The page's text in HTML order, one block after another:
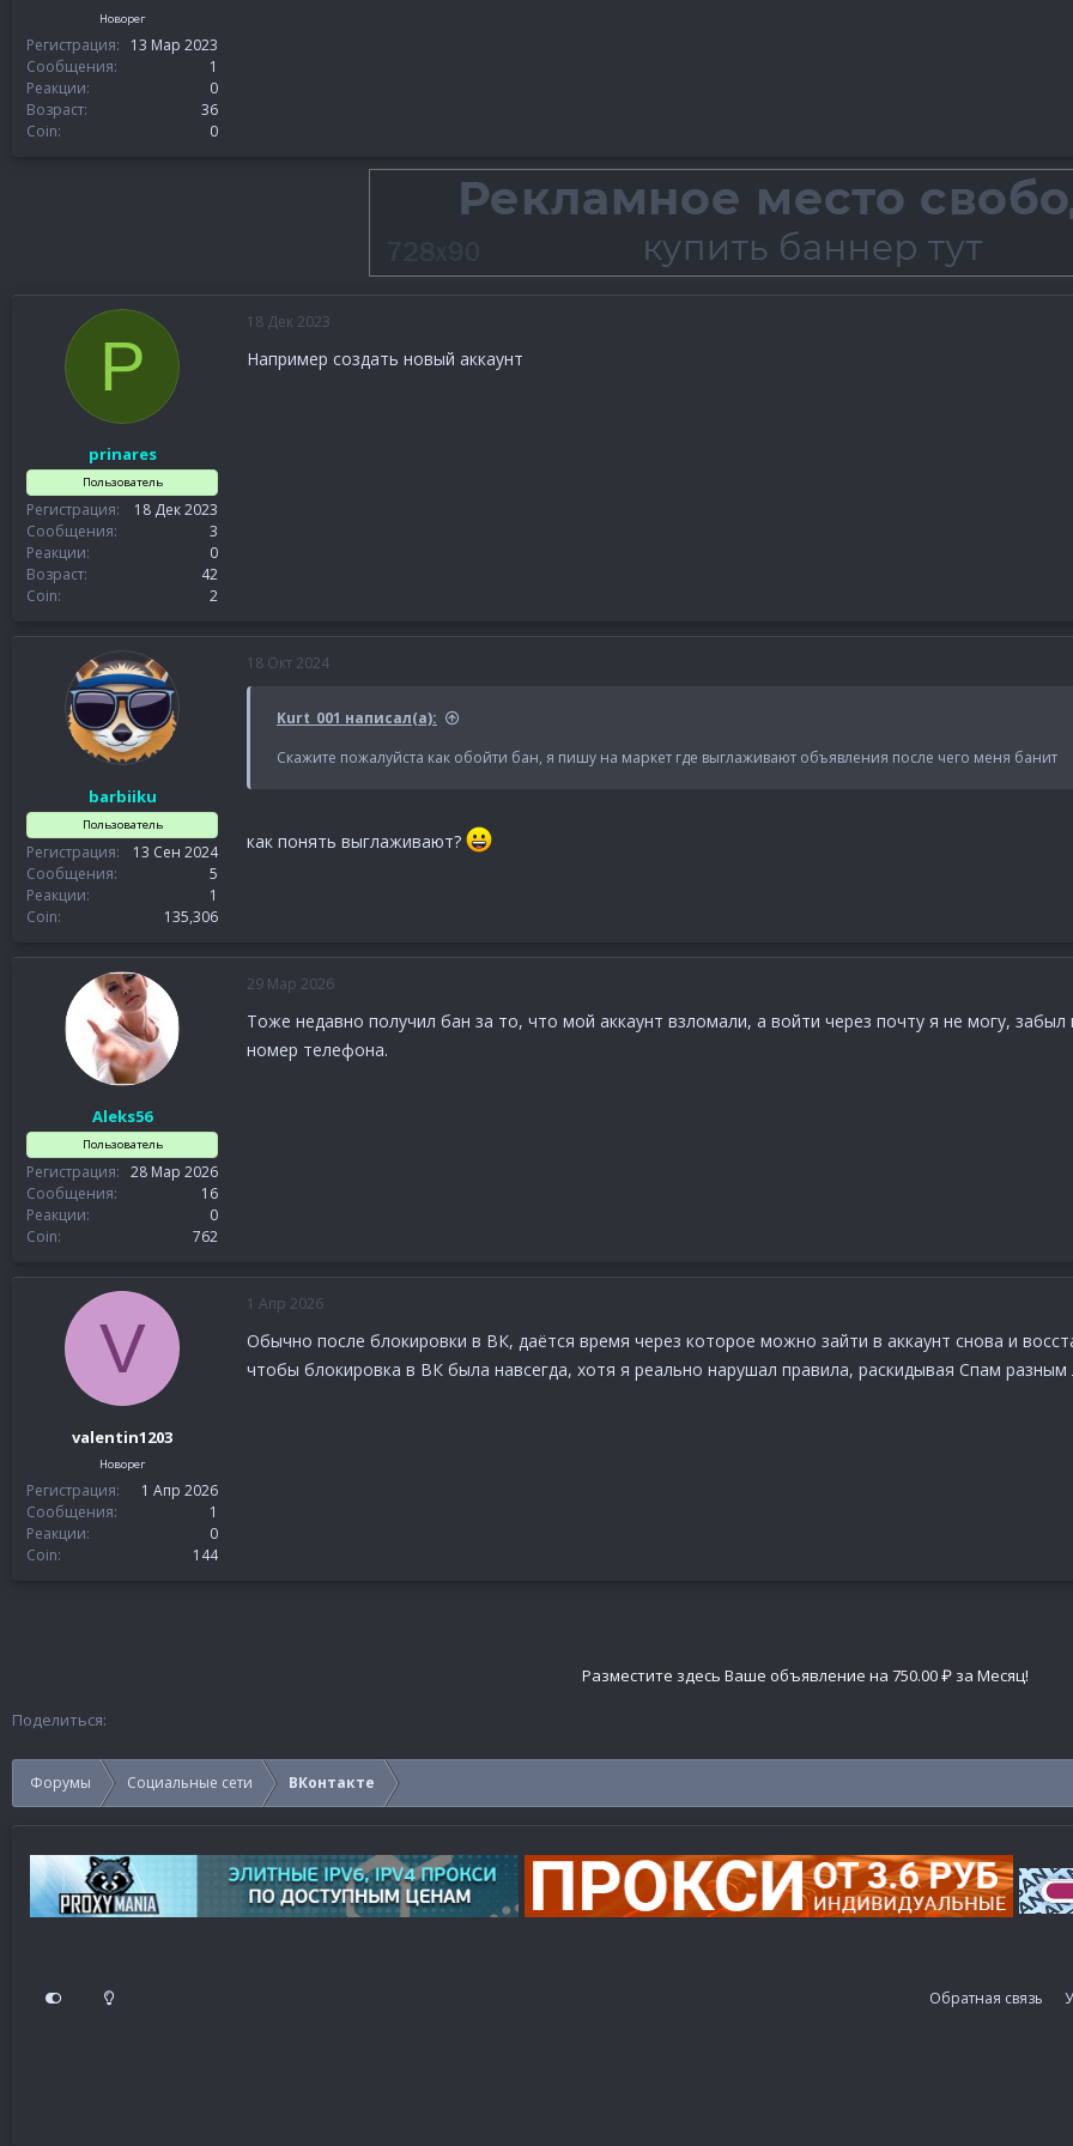
Новорег
Регистрация
13 Мар 2023
Сообщения
1
Реакции
0
Возраст
36
Coin
0
P
prinares
Пользователь
Регистрация
18 Дек 2023
Сообщения
3
Реакции
0
Возраст
42
Coin
2
18 Дек 2023
Например создать новый аккаунт
barbiiku
Пользователь
Регистрация
13 Сен 2024
Сообщения
5
Реакции
1
Coin
135,306
18 Окт 2024
Kurt_001 написал(а):
Скажите пожалуйста как обойти бан, я пишу на маркет где выглаживают объявления после чего меня банит
как понять выглаживают?
Aleks56
Пользователь
Регистрация
28 Мар 2026
Сообщения
16
Реакции
0
Coin
762
29 Мар 2026
Тоже недавно получил бан за то, что мой аккаунт взломали, а войти через почту я не могу,
номер телефона.
V
valentin1203
Новорег
Регистрация
1 Апр 2026
Сообщения
1
Реакции
0
Coin
144
1 Апр 2026
Обычно после блокировки в ВК, даётся время через которое можно зайти в аккаунт снова и
чтобы блокировка в ВК была навсегда, хотя я реально нарушал правила, раскидывая Спам
Разместите здесь Ваше объявление на 750.00 ₽ за Месяц!
Поделиться:
Форумы Социальные сети ВКонтакте
Обратная связь